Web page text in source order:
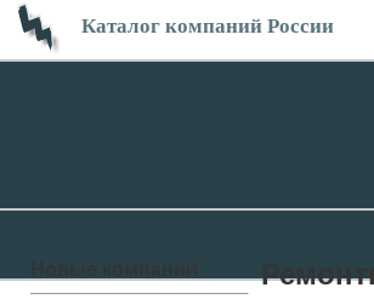
Каталог компаний России